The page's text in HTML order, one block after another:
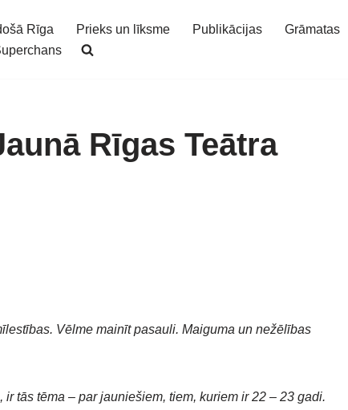
Rīga Prieks un līksme Publikācijas Grāmatas
Rīgas Teātra
Vēlme mainīt pasauli. Maiguma un nežēlības
tās tēma – par jauniešiem, tiem, kuriem ir 22 – 23 gadi.